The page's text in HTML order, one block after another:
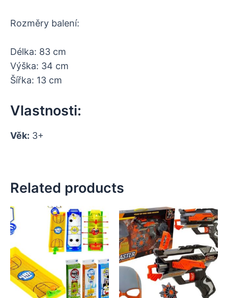
Rozměry balení:
Délka: 83 cm
Výška: 34 cm
Šířka: 13 cm
Vlastnosti:
Věk: 3+
Related products